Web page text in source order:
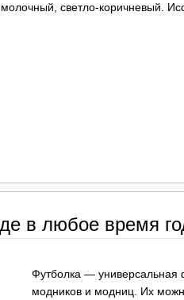
светло-коричневый.
в любое время
Футболка —
модников и модниц. Их